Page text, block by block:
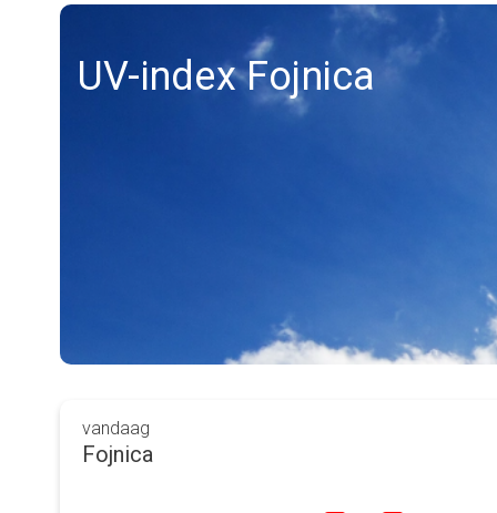
UV-index Fojnica
vandaag
Fojnica